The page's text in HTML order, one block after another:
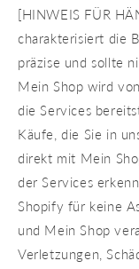
[HINWEIS FÜR
charakterisiert die
präzise und sollte
Mein Shop wird
die Services
Käufe, die Sie in
direkt mit Mein
der Services
Shopify für keine
und Mein Shop
Verletzungen,